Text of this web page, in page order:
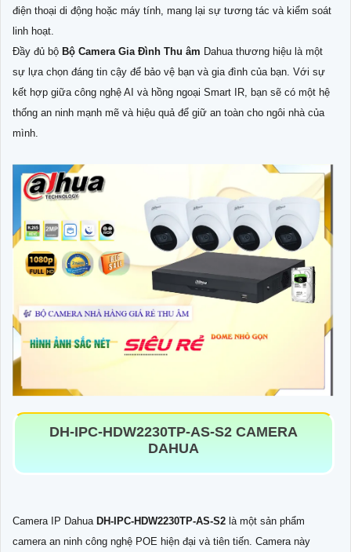
điện thoại di động hoặc máy tính, mang lại sự tương tác và kiểm soát
linh hoạt.
Đầy đủ bộ Bộ Camera Gia Đình Thu âm Dahua thương hiệu là một
sự lựa chọn đáng tin cậy để bảo vệ bạn và gia đình của bạn. Với sự
kết hợp giữa công nghệ AI và hồng ngoại Smart IR, bạn sẽ có một hệ
thống an ninh mạnh mẽ và hiệu quả để giữ an toàn cho ngôi nhà của
mình.
DH-IPC-HDW2230TP-AS-S2 CAMERA
DAHUA
Camera IP Dahua DH-IPC-HDW2230TP-AS-S2 là một sản phẩm
camera an ninh công nghệ POE hiện đại và tiên tiến. Camera này